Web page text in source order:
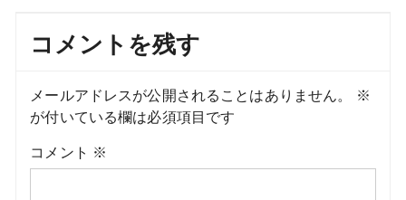
コメントを残す
メールアドレスが公開されることはありません。
※
が付いている欄は必須項目です
コメント ※